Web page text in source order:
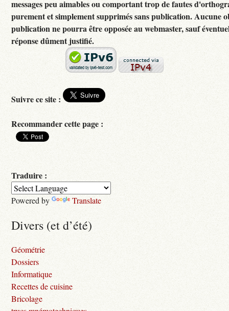
messages peu aimables ou comportant trop de fautes
purement et simplement supprimés sans publication. Aucune
publication ne pourra être opposée au webmaster, sauf
réponse dûment justifié.
Suivre ce site :
Recommander cette page :
Traduire :
Powered by Translate
Divers (et d’été)
Géométrie
Dossiers
Informatique
Recettes de cuisine
Bricolage